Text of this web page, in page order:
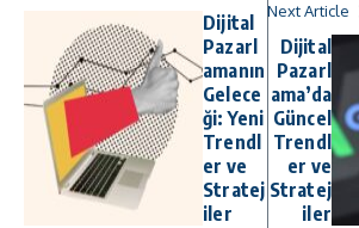
Dijital
Pazarl
amanın
Gelece
ği: Yeni
Trendl
er ve
Stratej
iler
Next Article
Dijital
Pazarl
ama’da
Güncel
Trendl
er ve
Stratej
iler